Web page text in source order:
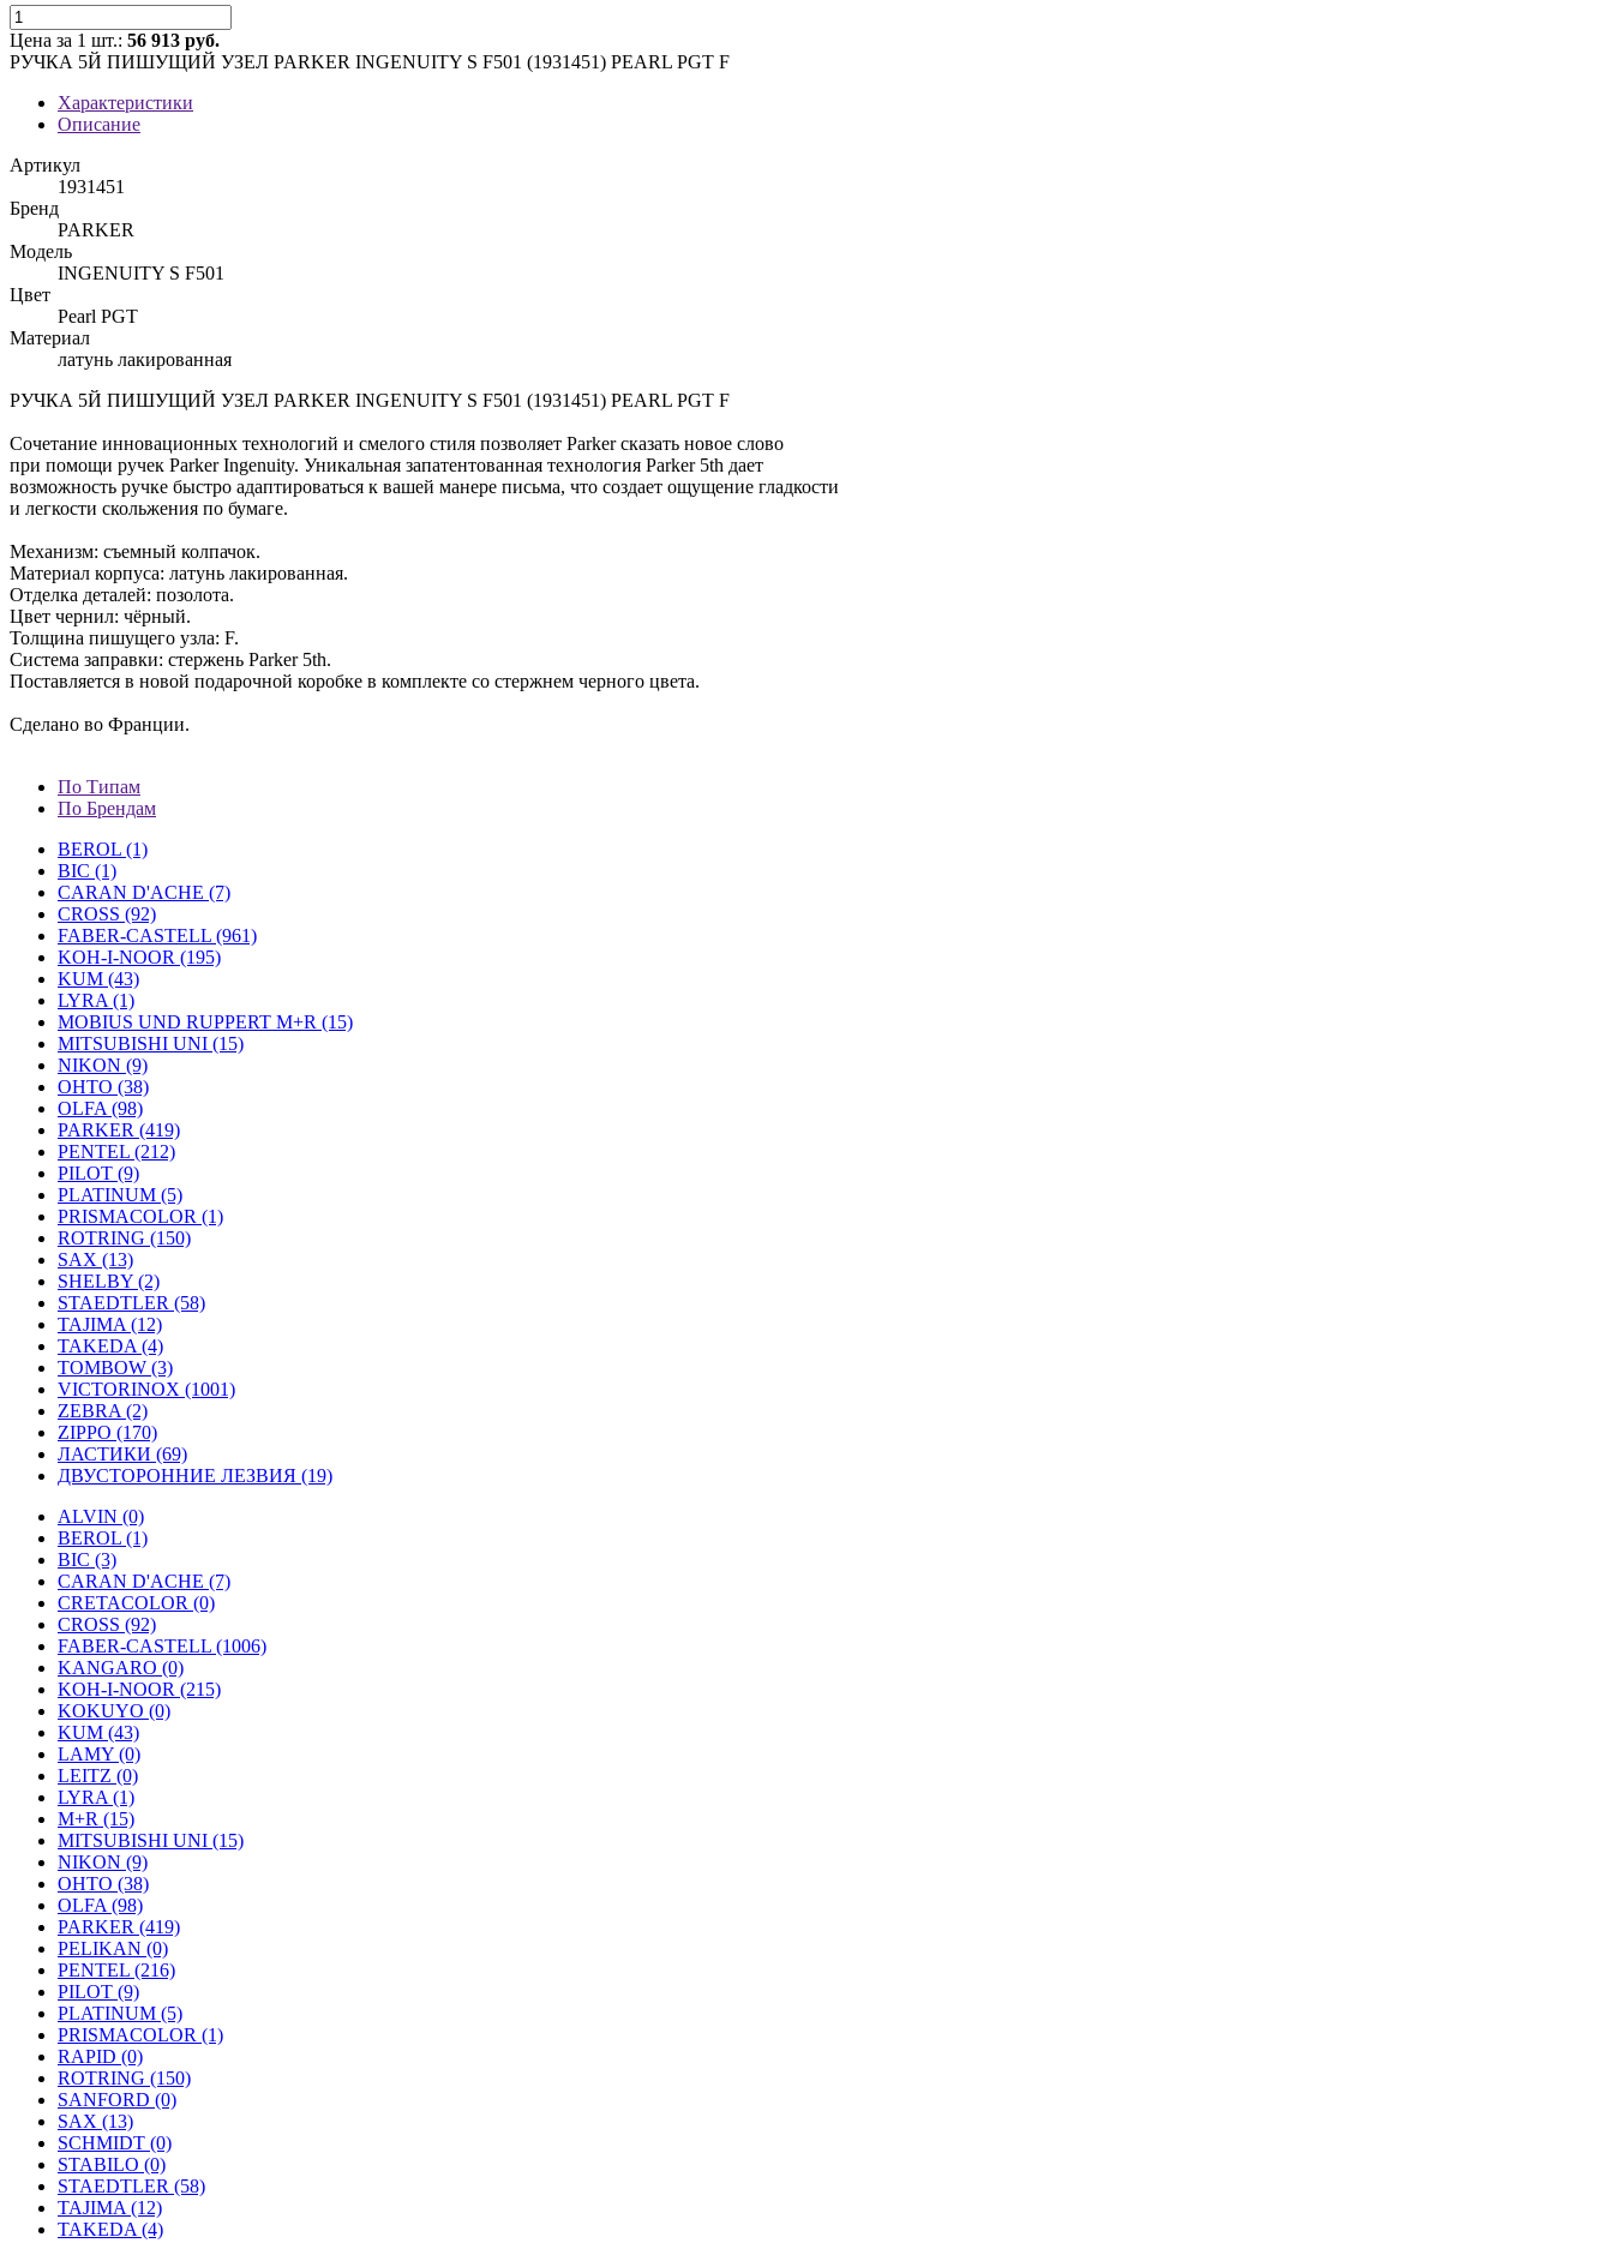
Цена за 1 шт.: 56 913 руб.
РУЧКА 5Й ПИШУЩИЙ УЗЕЛ PARKER INGENUITY S F501 (1931451) PEARL PGT F
Характеристики
Описание
Артикул
1931451
Бренд
PARKER
Модель
INGENUITY S F501
Цвет
Pearl PGT
Материал
латунь лакированная
РУЧКА 5Й ПИШУЩИЙ УЗЕЛ PARKER INGENUITY S F501 (1931451) PEARL PGT F
Сочетание инновационных технологий и смелого стиля позволяет Parker сказать новое слово
при помощи ручек Parker Ingenuity. Уникальная запатентованная технология Parker 5th дает
возможность ручке быстро адаптироваться к вашей манере письма, что создает ощущение гладкости
и легкости скольжения по бумаге.
Механизм: съемный колпачок.
Материал корпуса: латунь лакированная.
Отделка деталей: позолота.
Цвет чернил: чёрный.
Толщина пишущего узла: F.
Система заправки: стержень Parker 5th.
Поставляется в новой подарочной коробке в комплекте со стержнем черного цвета.
Сделано во Франции.
По Типам
По Брендам
BEROL (1)
BIC (1)
CARAN D'ACHE (7)
CROSS (92)
FABER-CASTELL (961)
KOH-I-NOOR (195)
KUM (43)
LYRA (1)
MOBIUS UND RUPPERT M+R (15)
MITSUBISHI UNI (15)
NIKON (9)
OHTO (38)
OLFA (98)
PARKER (419)
PENTEL (212)
PILOT (9)
PLATINUM (5)
PRISMACOLOR (1)
ROTRING (150)
SAX (13)
SHELBY (2)
STAEDTLER (58)
TAJIMA (12)
TAKEDA (4)
TOMBOW (3)
VICTORINOX (1001)
ZEBRA (2)
ZIPPO (170)
ЛАСТИКИ (69)
ДВУСТОРОННИЕ ЛЕЗВИЯ (19)
ALVIN (0)
BEROL (1)
BIC (3)
CARAN D'ACHE (7)
CRETACOLOR (0)
CROSS (92)
FABER-CASTELL (1006)
KANGARO (0)
KOH-I-NOOR (215)
KOKUYO (0)
KUM (43)
LAMY (0)
LEITZ (0)
LYRA (1)
M+R (15)
MITSUBISHI UNI (15)
NIKON (9)
OHTO (38)
OLFA (98)
PARKER (419)
PELIKAN (0)
PENTEL (216)
PILOT (9)
PLATINUM (5)
PRISMACOLOR (1)
RAPID (0)
ROTRING (150)
SANFORD (0)
SAX (13)
SCHMIDT (0)
STABILO (0)
STAEDTLER (58)
TAJIMA (12)
TAKEDA (4)